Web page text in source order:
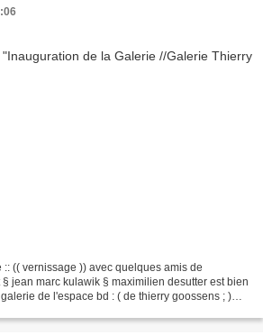
(( vernissage )) avec quelques amis de
jean marc kulawik § maximilien desutter est bien
de l'espace bd : ( de thierry goossens ; )